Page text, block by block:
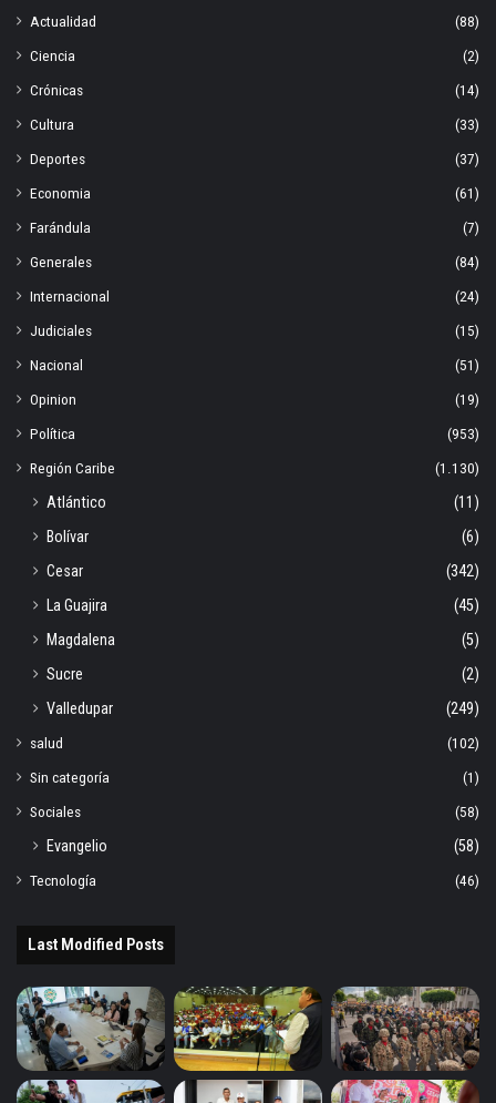
Actualidad
(88)
Ciencia
(2)
Crónicas
(14)
Cultura
(33)
Deportes
(37)
Economia
(61)
Farándula
(7)
Generales
(84)
Internacional
(24)
Judiciales
(15)
Nacional
(51)
Opinion
(19)
Política
(953)
Región Caribe
(1.130)
Atlántico
(11)
Bolívar
(6)
Cesar
(342)
La Guajira
(45)
Magdalena
(5)
Sucre
(2)
Valledupar
(249)
salud
(102)
Sin categoría
(1)
Sociales
(58)
Evangelio
(58)
Tecnología
(46)
Last Modified Posts